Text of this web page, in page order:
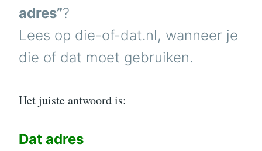
adres”?
Lees op die-of-dat.nl, wanneer je
die of dat moet gebruiken.
Het juiste antwoord is:
Dat adres